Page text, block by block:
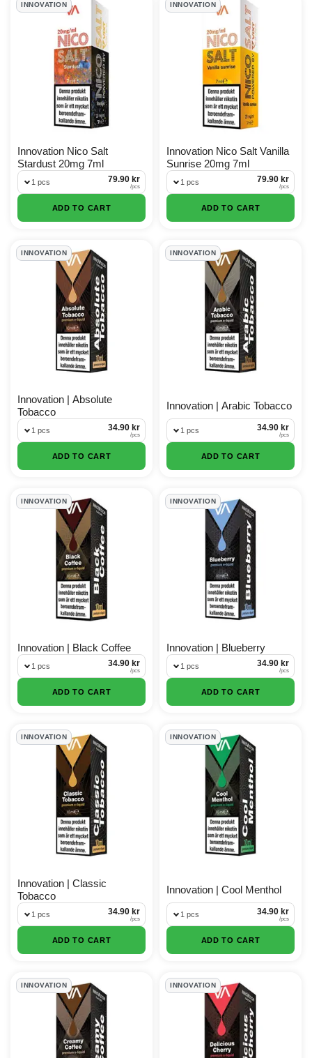
INNOVATION
Innovation Nico Salt
Stardust 20mg 7ml
1 pcs 79.90 kr
/pcs
ADD TO CART
INNOVATION
Innovation Nico Salt Vanilla
Sunrise 20mg 7ml
1 pcs 79.90 kr
/pcs
ADD TO CART
INNOVATION
Innovation | Absolute
Tobacco
1 pcs 34.90 kr
/pcs
ADD TO CART
INNOVATION
Innovation | Arabic Tobacco
1 pcs 34.90 kr
/pcs
ADD TO CART
INNOVATION
Innovation | Black Coffee
1 pcs 34.90 kr
/pcs
ADD TO CART
INNOVATION
Innovation | Blueberry
1 pcs 34.90 kr
/pcs
ADD TO CART
INNOVATION
Innovation | Classic
Tobacco
1 pcs 34.90 kr
/pcs
ADD TO CART
INNOVATION
Innovation | Cool Menthol
1 pcs 34.90 kr
/pcs
ADD TO CART
INNOVATION INNOVATION